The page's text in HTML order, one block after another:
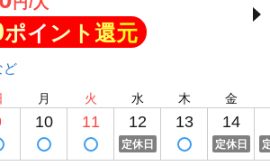
ポイント還元
月
10
火
11
水
12
定休日
木
13
金
14
定休日